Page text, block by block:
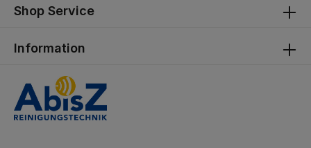
Shop Service
Information